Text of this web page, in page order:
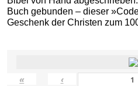
Buch gebunden – dieser
Geschenk der Christen zum
« ‹